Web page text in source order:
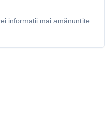
informații mai amănunțite